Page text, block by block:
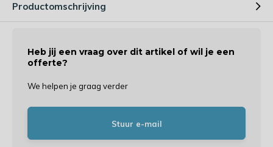
Productomschrijving
Heb jij een vraag over dit artikel of wil je een
offerte?
We helpen je graag verder
Stuur e-mail